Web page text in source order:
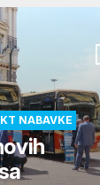
NABAVKE